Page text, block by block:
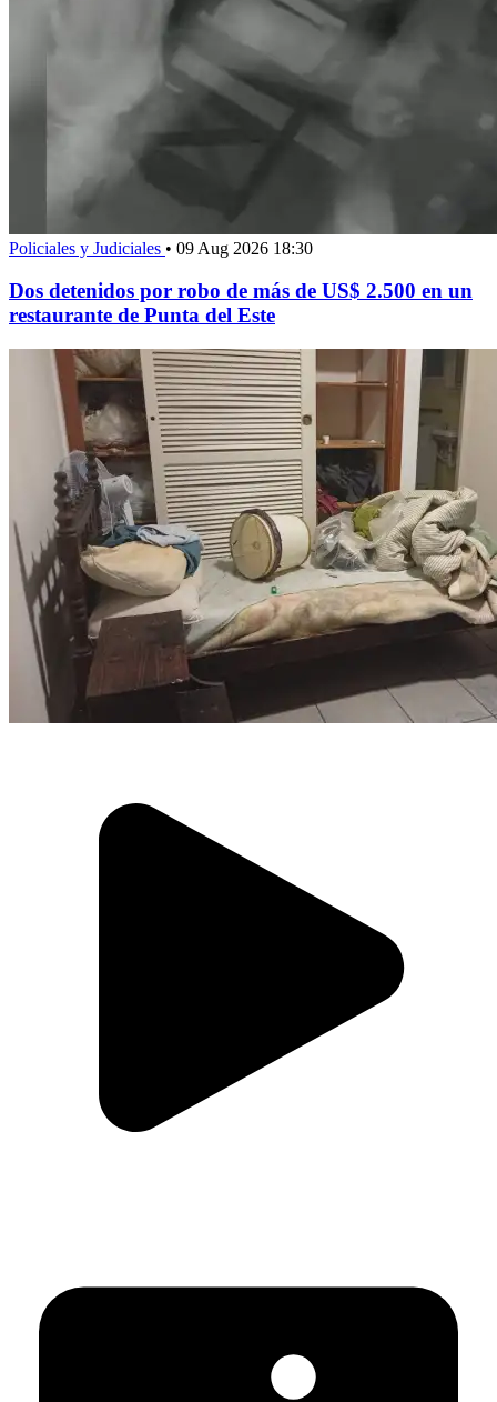
Policiales y Judiciales • 09 Aug 2026 18:30
Dos detenidos por robo de más de US$ 2.500 en un
restaurante de Punta del Este